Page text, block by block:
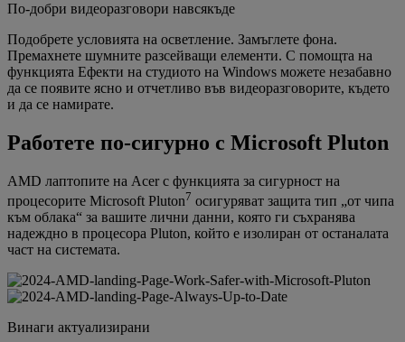
По-добри видеоразговори навсякъде
Подобрете условията на осветление. Замъглете фона.
Премахнете шумните разсейващи елементи. С помощта на
функцията Ефекти на студиото на Windows можете незабавно
да се появите ясно и отчетливо във видеоразговорите, където
и да се намирате.
Работете по-сигурно с Microsoft Pluton
AMD лаптопите на Acer с функцията за сигурност на
процесорите Microsoft Pluton7 осигуряват защита тип „от чипа
към облака“ за вашите лични данни, която ги съхранява
надеждно в процесора Pluton, който е изолиран от останалата
част на системата.
Винаги актуализирани